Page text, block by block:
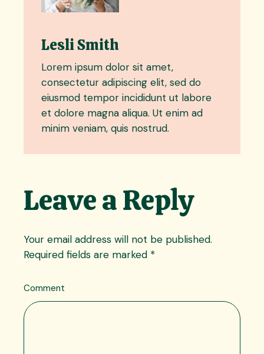
Lesli Smith
Lorem ipsum dolor sit amet,
consectetur adipiscing elit, sed do
eiusmod tempor incididunt ut labore
et dolore magna aliqua. Ut enim ad
minim veniam, quis nostrud.
Leave a Reply
Your email address will not be published.
Required fields are marked *
Comment